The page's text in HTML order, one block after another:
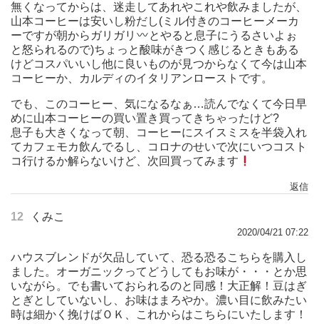
無くなってからは、迷走してあれやこれや飲みましたが、
山本コーヒーは安いし粉だし(ミル付きのコーヒーメーカ
ーですが朝からガリガリ
とやると息子にうるさいよぉ
と怒られるので)ちょっと酸味がきつく感じるときもある
けどコスパいいし他に良いものが見つからなくて今は山本
コーヒーか、カルディのイタリアンローストです。
でも、このコーヒー、気になるなぁ…読んでなくて今日早
めに山本コーヒーの買い置き買ってきちゃったけど?
息子も大きくなって朝、コーヒーにスイスミスを半袋入れ
てカフェモカ飲んでるし、コロナのせいで次にいつコスト
コ行けるか解らないけど、次回買ってみます
返信
12 くみこ
2020/04/21 07:22
ハウスブレンドが欠品していて、恐る恐るこちらを購入し
ました。オーガニックってどうしてもお味が・・・とか思
いながら。でも書いておられるのと同感！大正解！豆はぎ
とぎとしていないし、お味はまろやか。濃い目に飲みたい
時は細かく挽けばＯＫ、これからはこちらにいたします！